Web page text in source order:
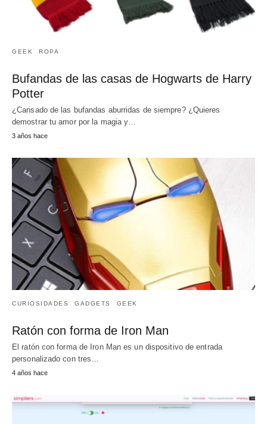
GEEK ROPA
Bufandas de las casas de Hogwarts de Harry
Potter
¿Cansado de las bufandas aburridas de siempre? ¿Quieres
demostrar tu amor por la magia y…
3 años hace
CURIOSIDADES GADGETS GEEK
Ratón con forma de Iron Man
El ratón con forma de Iron Man es un dispositivo de entrada
personalizado con tres…
4 años hace